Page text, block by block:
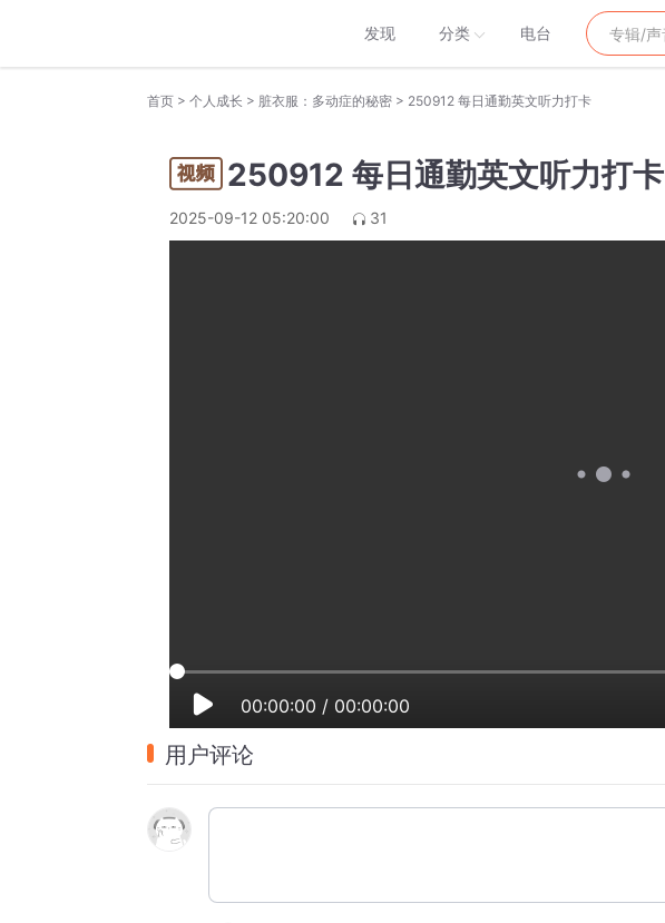
发现 分类 电台
首页 > 个人成长 > 脏衣服：多动症的秘密 > 250912 每日通勤英文听力打卡
250912 每日通勤英文听力打卡
2025-09-12 05:20:00 31
00:00:00 / 00:00:00
用户评论